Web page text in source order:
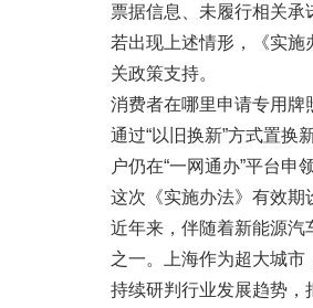
票据信息、未履行相关
若出现上述情形，《实
关政策支持。
消费者在哪里申请专用牌
通过“以旧换新”方式置换
户仍在“一网通办”平台申领
这次《实施办法》有效期
近年来，伴随着新能源汽
之一。上海作为超大城
持续研判行业发展趋势，